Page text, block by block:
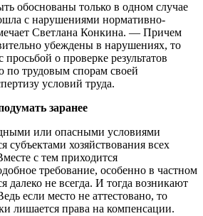
обоснованы только в одном случае
с нарушениями нормативно-
Светлана Конкина. — Причем
убеждены в нарушениях, то
просьбой о проверке результатов
по трудовым спорам своей
условий труда.
заранее
или опасными условиями
субъектами хозяйствования всех
с тем приходится
требование, особенно в частном
далеко не всегда. И тогда возникают
если место не аттестовано, то
лишается права на компенсации.